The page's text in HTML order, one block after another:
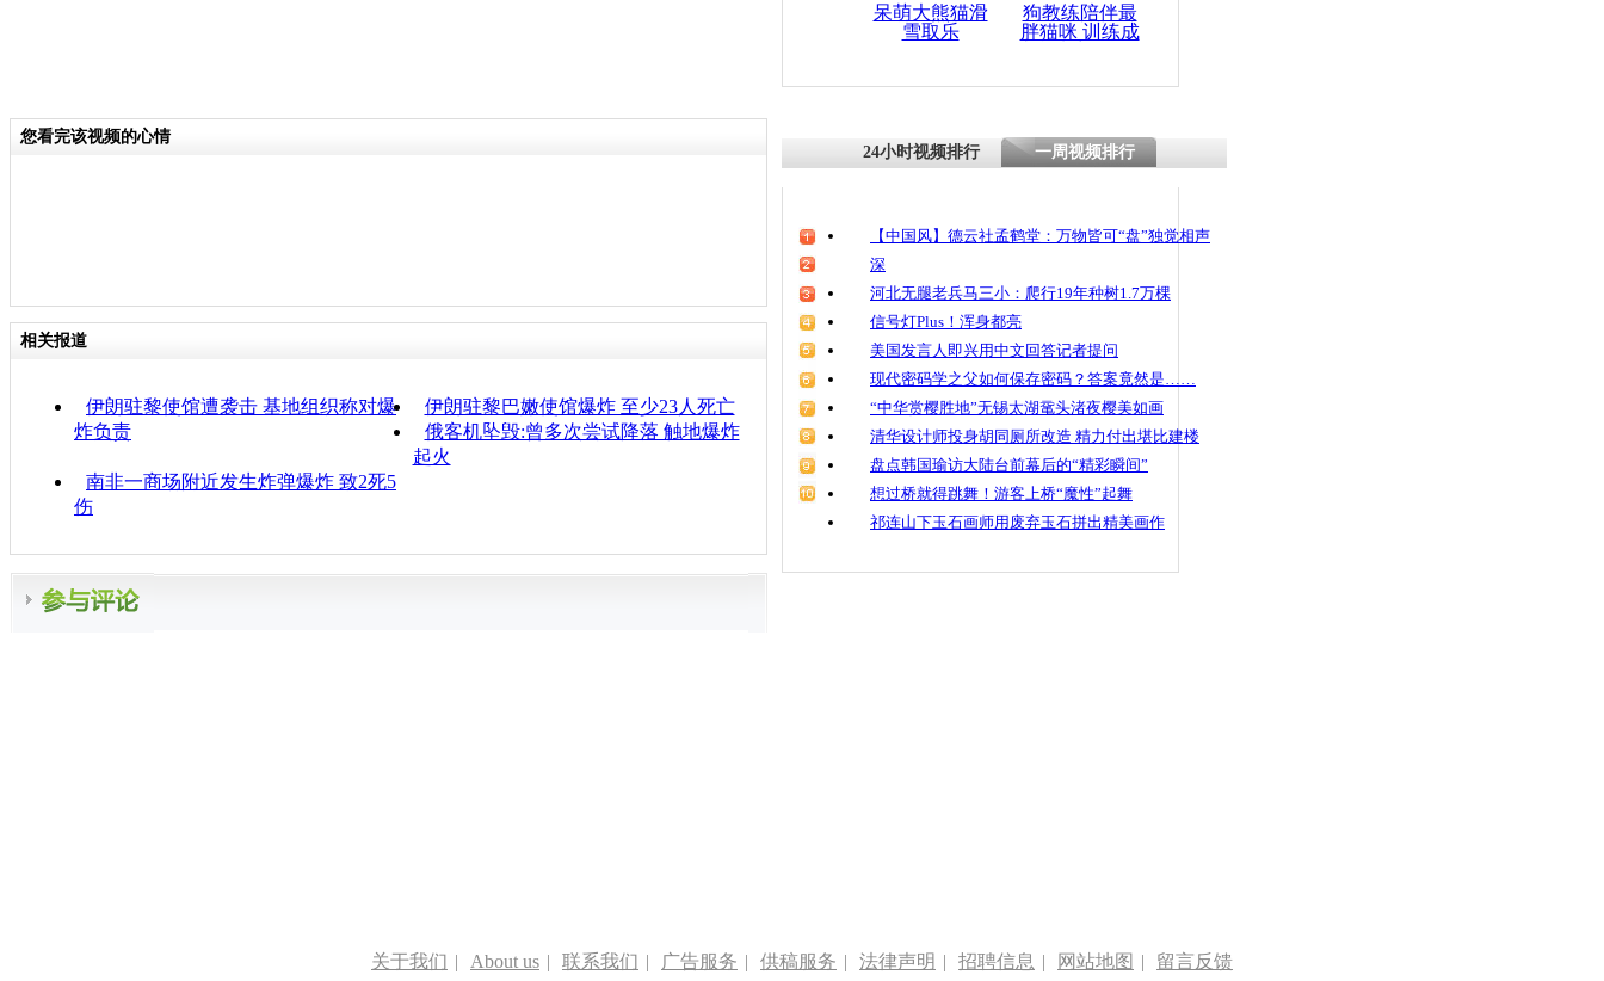
呆萌大熊猫滑
雪取乐
狗教练陪伴最
胖猫咪 训练成
您看完该视频的心情
相关报道
伊朗驻黎使馆遭袭击 基地组织称对爆
炸负责
伊朗驻黎巴嫩使馆爆炸 至少23人死亡
俄客机坠毁:曾多次尝试降落 触地爆炸
起火
南非一商场附近发生炸弹爆炸 致2死5
伤
24小时视频排行 一周视频排行
【中国风】德云社孟鹤堂：万物皆可“盘”独觉相声
深
河北无腿老兵马三小：爬行19年种树1.7万棵
信号灯Plus！浑身都亮
美国发言人即兴用中文回答记者提问
现代密码学之父如何保存密码？答案竟然是……
“中华赏樱胜地”无锡太湖鼋头渚夜樱美如画
清华设计师投身胡同厕所改造 精力付出堪比建楼
盘点韩国瑜访大陆台前幕后的“精彩瞬间”
想过桥就得跳舞！游客上桥“魔性”起舞
祁连山下玉石画师用废弃玉石拼出精美画作
关于我们 | About us | 联系我们 | 广告服务 | 供稿服务 | 法律声明 | 招聘信息 | 网站地图 | 留言反馈